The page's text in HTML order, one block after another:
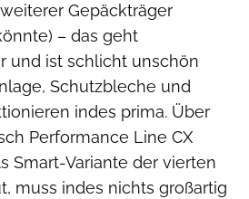
Gepäckträger
– das geht
und ist schlicht unschön
Schutzbleche und
indes prima. Über
Performance Line CX
Smart-Variante der vierten
muss indes nichts großartig